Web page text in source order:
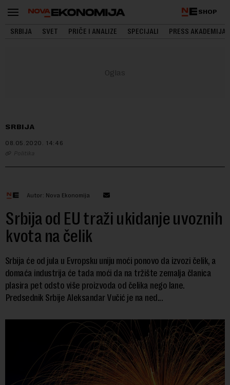
SHOP
SRBIJA SVET PRIČE I ANALIZE SPECIJALI PRESS AKADEMIJA
SRBIJA
08.05.2020. 14:46
Politika
Autor: Nova Ekonomija
Srbija od EU traži ukidanje uvoznih
kvota na čelik
Srbija će od jula u Evropsku uniju moći ponovo da izvozi čelik, a
domaća industrija će tada moći da na tržište zemalja članica
plasira pet odsto više proizvoda od čelika nego lane.
Predsednik Srbije Aleksandar Vučić je na ned...